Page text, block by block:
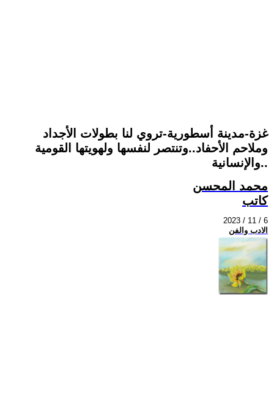
غزة-مدينة أسطورية-تروي لنا بطولات الأجداد
وملاحم الأحفاد..وتنتصر لنفسها ولهويتها القومية
والإنسانية..
محمد المحسن
كاتب
2023 / 11 / 6
الادب والفن